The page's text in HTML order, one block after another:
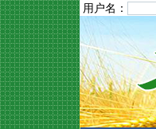
用户名：